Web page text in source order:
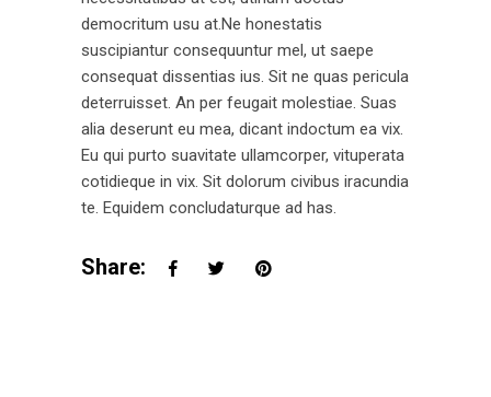
democritum usu at.Ne honestatis
suscipiantur consequuntur mel, ut saepe
consequat dissentias ius. Sit ne quas pericula
deterruisset. An per feugait molestiae. Suas
alia deserunt eu mea, dicant indoctum ea vix.
Eu qui purto suavitate ullamcorper, vituperata
cotidieque in vix. Sit dolorum civibus iracundia
te. Equidem concludaturque ad has.
Share: